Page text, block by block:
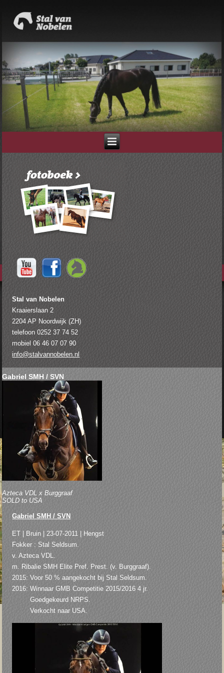
Stal van Nobelen
Kraaierslaan 2
2204 AP Noordwijk (ZH)
telefoon 0252 37 74 52
mobiel 06 46 07 07 90
info@stalvannobelen.nl
Gabriel SMH / SVN
Azteca VDL x Burggraaf
SOLD to USA
Gabriel SMH / SVN
ET | Bruin | 23-07-2011 | Hengst
Fokker : Stal Seldsum.
v. Azteca VDL.
m. Ribalie SMH Elite Pref. Prest. (v. Burggraaf).
2015: Voor 50 % aangekocht bij Stal Seldsum.
2016: Winnaar GMB Competitie 2015/2016 4 jr.
Goedgekeurd NRPS.
Verkocht naar USA.